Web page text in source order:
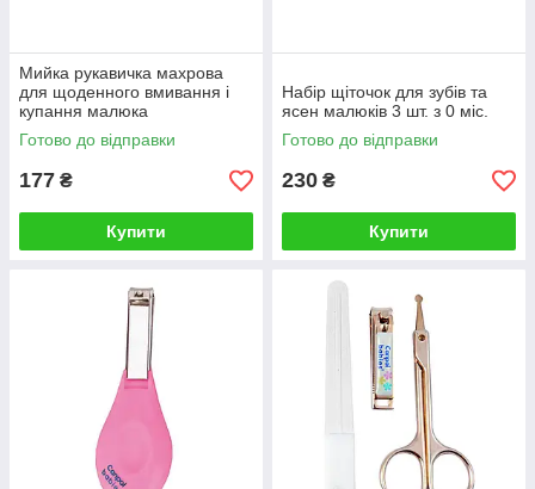
Мийка рукавичка махрова
для щоденного вмивання і
купання малюка
Готово до відправки
177 ₴
Купити
Набiр щiточок для зубів та
ясен малюків 3 шт. з 0 міс.
Готово до відправки
230 ₴
Купити